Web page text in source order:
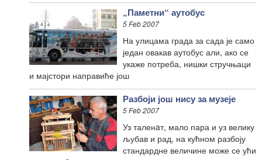
„Паметни“ аутобус
5 Feb 2007
На улицама града за сада је само
један овакав аутобус али, ако се
укаже потреба, нишки стручњаци
и мајстори направиће још
Разбоји још нису за музеје
5 Feb 2007
Уз таленaт, мало пара и уз велику
љубав и рад, на кућном разбоју
стандардне величине може се ући